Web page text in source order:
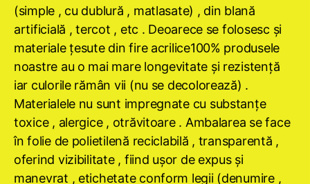
(simple , cu dublură , matlasate) , din blană
artificială , tercot , etc . Deoarece se folosesc şi
materiale ţesute din fire acrilice100% produsele
noastre au o mai mare longevitate şi rezistenţă
iar culorile rămân vii (nu se decolorează) .
Materialele nu sunt impregnate cu substanţe
toxice , alergice , otrăvitoare . Ambalarea se face
în folie de polietilenă reciclabilă , transparentă ,
oferind vizibilitate , fiind uşor de expus şi
manevrat , etichetate conform legii (denumire ,